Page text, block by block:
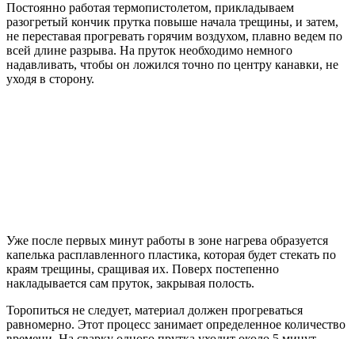
Постоянно работая термопистолетом, прикладываем
разогретый кончик прутка повыше начала трещины, и затем,
не переставая прогревать горячим воздухом, плавно ведем по
всей длине разрыва. На пруток необходимо немного
надавливать, чтобы он ложился точно по центру канавки, не
уходя в сторону.
Уже после первых минут работы в зоне нагрева образуется
капелька расплавленного пластика, которая будет стекать по
краям трещины, сращивая их. Поверх постепенно
накладывается сам пруток, закрывая полость.
Торопиться не следует, материал должен прогреваться
равномерно. Этот процесс занимает определенное количество